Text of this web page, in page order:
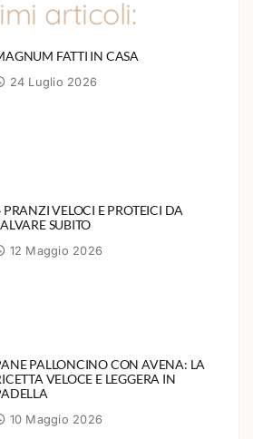
articoli:
FATTI IN CASA
24 Luglio 2026
PRANZI VELOCI E PROTEICI DA
SUBITO
12 Maggio 2026
PALLONCINO CON AVENA: LA
VELOCE E LEGGERA IN
10 Maggio 2026